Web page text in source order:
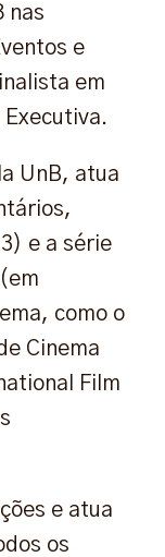
nas
e
em
UnB, atua
e a série
como o
Cinema
Film
e atua
os